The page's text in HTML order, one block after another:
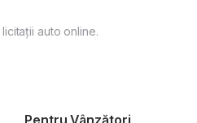
auto online.
Pentru Vânzători